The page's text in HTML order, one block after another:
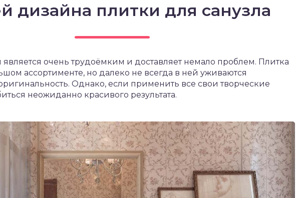
дизайна плитки для санузла
очень трудоёмким и доставляет немало проблем. Плитка
ассортименте, но далеко не всегда в ней уживаются
Однако, если применить все свои творческие
неожиданно красивого результата.